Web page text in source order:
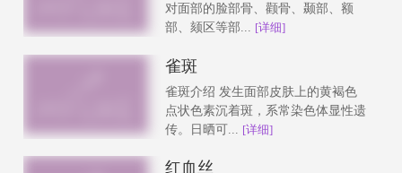
对面部的脸部骨、颧骨、颞部、额
部、颏区等部... [详细]
雀斑
雀斑介绍 发生面部皮肤上的黄褐色
点状色素沉着斑，系常染色体显性遗
传。日晒可... [详细]
红血丝